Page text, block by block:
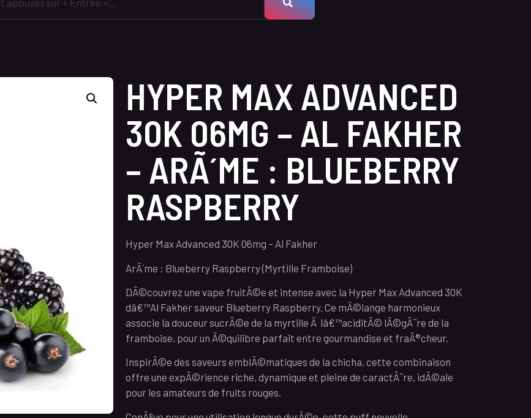
HYPER MAX ADVANCED
30K 06MG – AL FAKHER
– ARÃ´ME : BLUEBERRY
RASPBERRY
Hyper Max Advanced 30K 06mg – Al Fakher
ArÃ´me : Blueberry Raspberry (Myrtille Framboise)
DÃ©couvrez une vape fruitÃ©e et intense avec la Hyper Max Advanced 30K
dâ€™Al Fakher saveur Blueberry Raspberry. Ce mÃ©lange harmonieux
associe la douceur sucrÃ©e de la myrtille Ã lâ€™aciditÃ© lÃ©gÃ¨re de la
framboise, pour un Ã©quilibre parfait entre gourmandise et fraÃ®cheur.
InspirÃ©e des saveurs emblÃ©matiques de la chicha, cette combinaison
offre une expÃ©rience riche, dynamique et pleine de caractÃ¨re, idÃ©ale
pour les amateurs de fruits rouges.